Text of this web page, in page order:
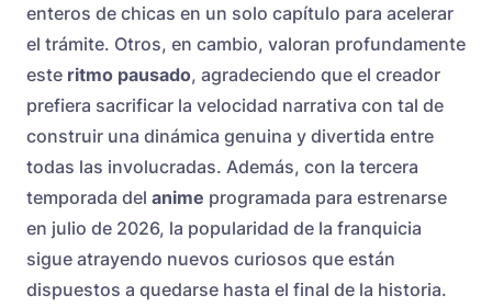
enteros de chicas en un solo capítulo para acelerar
el trámite. Otros, en cambio, valoran profundamente
este ritmo pausado, agradeciendo que el creador
prefiera sacrificar la velocidad narrativa con tal de
construir una dinámica genuina y divertida entre
todas las involucradas. Además, con la tercera
temporada del anime programada para estrenarse
en julio de 2026, la popularidad de la franquicia
sigue atrayendo nuevos curiosos que están
dispuestos a quedarse hasta el final de la historia.